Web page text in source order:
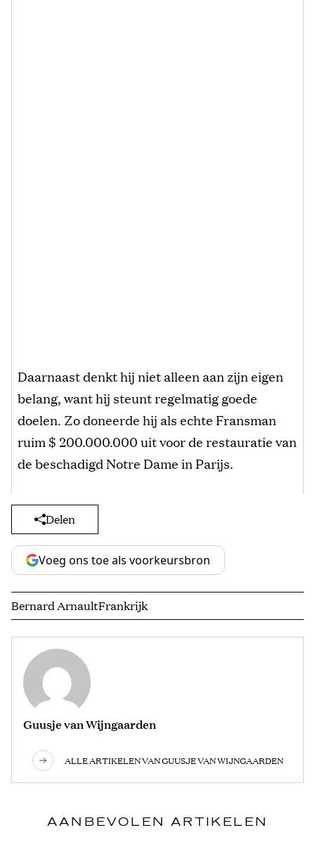
Daarnaast denkt hij niet alleen aan zijn eigen
belang, want hij steunt regelmatig goede
doelen. Zo doneerde hij als echte Fransman
ruim $ 200.000.000 uit voor de restauratie van
de beschadigd Notre Dame in Parijs.
Delen
Voeg ons toe als voorkeursbron
Bernard ArnaultFrankrijk
Guusje van Wijngaarden
ALLE ARTIKELEN VAN GUUSJE VAN WIJNGAARDEN
AANBEVOLEN ARTIKELEN